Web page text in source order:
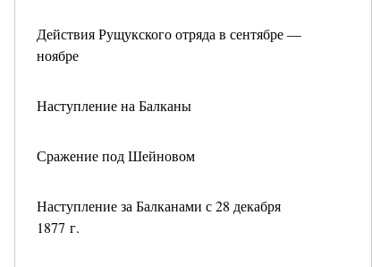
Действия Рущукского отряда в сентябре —
ноябре
Наступление на Балканы
Сражение под Шейновом
Наступление за Балканами с 28 декабря
1877 г.